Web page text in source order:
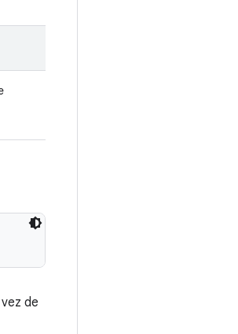
de